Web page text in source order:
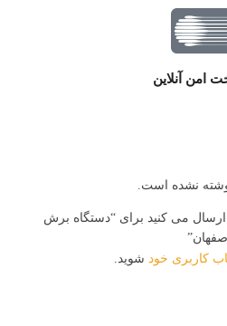
امن آنلاین
نشده است.
ارسال می کنید برای “دستگاه برش
کاربری خودشوید.